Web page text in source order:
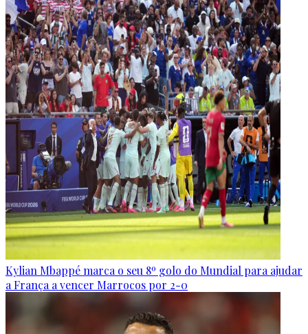
Kylian Mbappé marca o seu 8º golo do Mundial para ajudar
a França a vencer Marrocos por 2-0